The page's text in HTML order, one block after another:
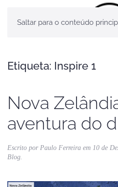
Saltar para o conteúdo
Etiqueta: Inspire 1
Nova
aventura do
Escrito por Paulo Ferreira em 10 de
Blog.